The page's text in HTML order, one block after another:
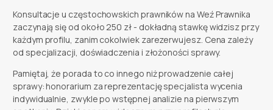
Konsultacje u częstochowskich prawników na Weź Prawnika
zaczynają się od około 250 zł - dokładną stawkę widzisz przy
każdym profilu, zanim cokolwiek zarezerwujesz. Cena zależy
od specjalizacji, doświadczenia i złożoności sprawy.
Pamiętaj, że porada to co innego niż prowadzenie całej
sprawy: honorarium za reprezentację specjalista wycenia
indywidualnie, zwykle po wstępnej analizie na pierwszym